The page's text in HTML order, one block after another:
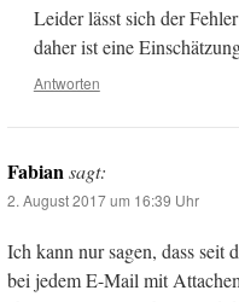
Leider lässt sich der
daher ist eine
Antworten
Fabiansagt:
2. August 2017 um 16:39 Uhr
Ich kann nur sagen, dass
bei jedem E-Mail mit